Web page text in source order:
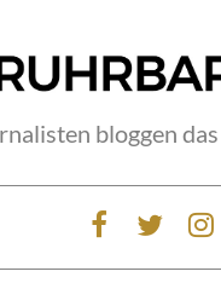
bloggen